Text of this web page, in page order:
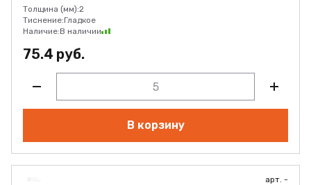
Толщина (мм):2
Тиснение:Гладкое
Наличие:В наличии
75.4 руб.
В корзину
арт. -